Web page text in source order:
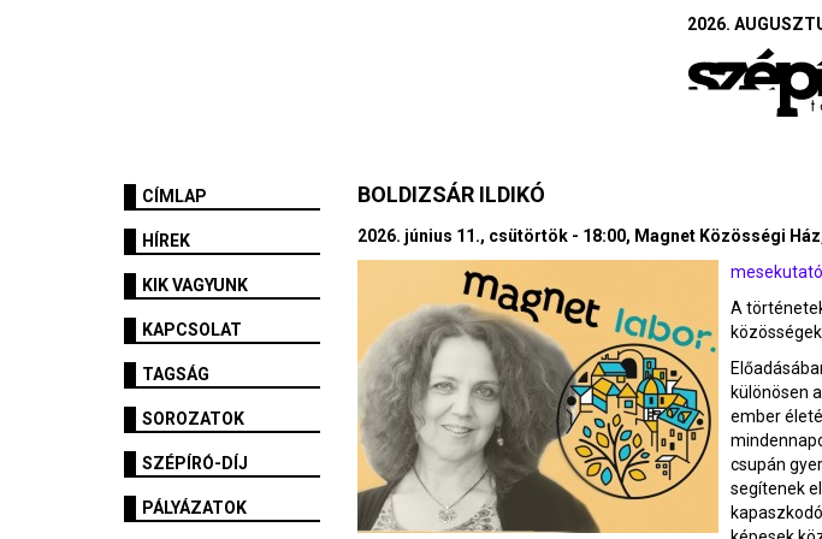
2026.
CÍMLAP
HÍREK
KIK VAGYUNK
KAPCSOLAT
TAGSÁG
SOROZATOK
SZÉPÍRÓ-DÍJ
PÁLYÁZATOK
BOLDIZSÁR ILDIKÓ
2026. június 11., csütörtök - 18:00, Magnet Közösségi
A
különösen
ember
csupán
segítenek